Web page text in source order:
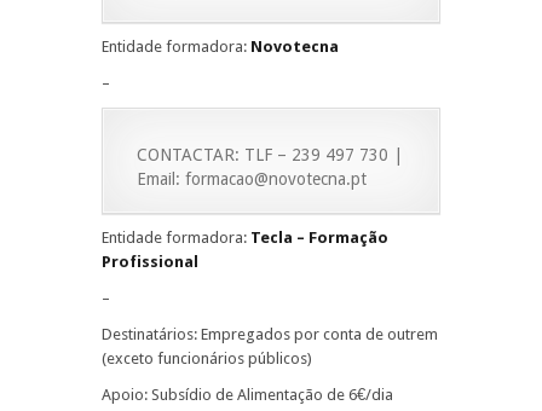
Entidade formadora: Novotecna
–
CONTACTAR: TLF – 239 497 730 |
Email: formacao@novotecna.pt
Entidade formadora: Tecla – Formação
Profissional
–
Destinatários: Empregados por conta de outrem
(exceto funcionários públicos)
Apoio: Subsídio de Alimentação de 6€/dia